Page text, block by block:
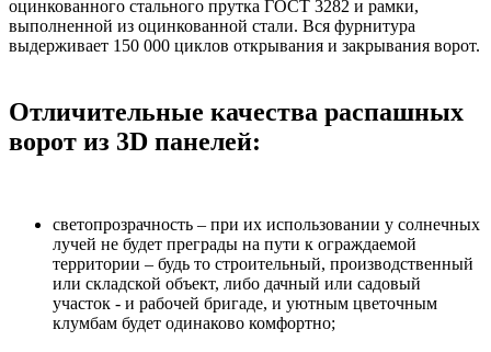
оцинкованного стального прутка ГОСТ 3282 и рамки,
выполненной из оцинкованной стали. Вся фурнитура
выдерживает 150 000 циклов открывания и закрывания ворот.
Отличительные качества распашных
ворот из 3D панелей:
светопрозрачность – при их использовании у солнечных
лучей не будет преграды на пути к ограждаемой
территории – будь то строительный, производственный
или складской объект, либо дачный или садовый
участок - и рабочей бригаде, и уютным цветочным
клумбам будет одинаково комфортно;